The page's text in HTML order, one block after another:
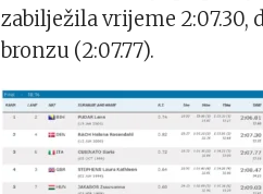
zabilježila vrijeme
bronzu (2:07.77).